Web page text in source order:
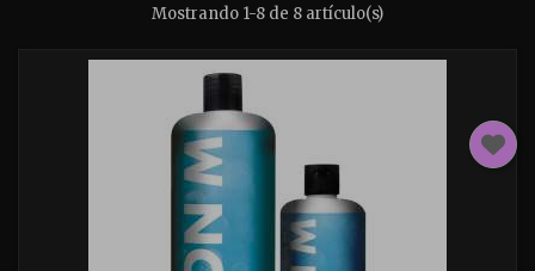
Mostrando 1-8 de 8 artículo(s)